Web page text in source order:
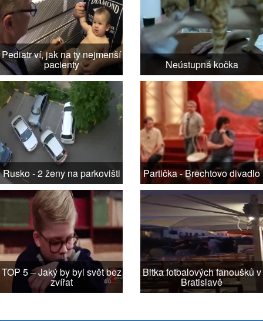
Pediatr ví, jak na ty nejmenší
pacienty Neústupná kočka
Rusko - 2 ženy na parkovišti Partička - Brechtovo divadlo
TOP 5 – Jaký by byl svět bez
zvířat
Bitka fotbalových fanoušků v
Bratislavě